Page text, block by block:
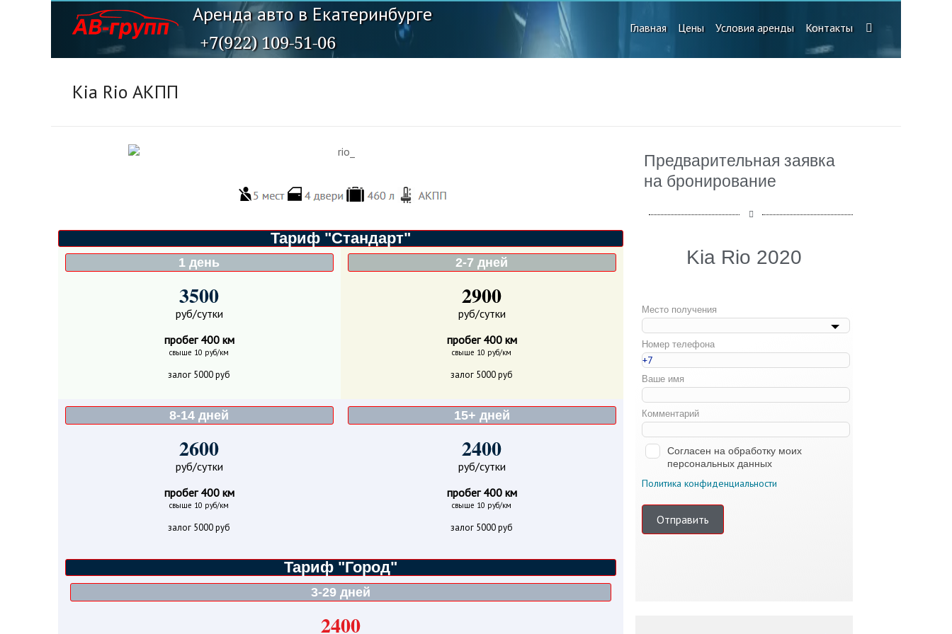
Аренда авто в Екатеринбурге
+7(922) 109-51-06
Главная Цены Условия аренды Контакты
Kia Rio АКПП
Тариф "Стандарт"
1 день
3500
руб/сутки
пробег 400 км
свыше 10 руб/км
залог 5000 руб
2-7 дней
2900
руб/сутки
пробег 400 км
свыше 10 руб/км
залог 5000 руб
8-14 дней
2600
руб/сутки
пробег 400 км
свыше 10 руб/км
залог 5000 руб
15+ дней
2400
руб/сутки
пробег 400 км
свыше 10 руб/км
залог 5000 руб
Тариф "Город"
3-29 дней
2400
Предварительная заявка
на бронирование
Kia Rio 2020
Место получения
Номер телефона
Ваше имя
Комментарий
Согласен на обработку моих
персональных данных
Политика конфиденциальности
Отправить